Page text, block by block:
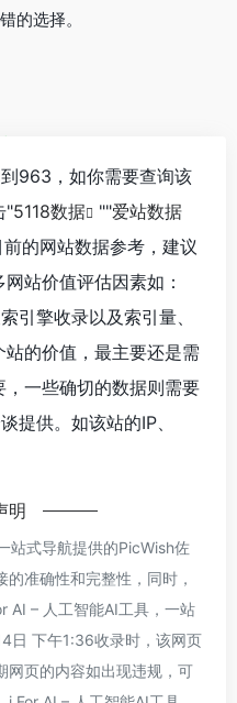
的选择。
963，如你需要查询该
"5118数据 ""爱站数据
的网站数据参考，建议
站价值评估因素如：
引擎收录以及索引量、
的价值，最主要还是需
一些确切的数据则需要
提供。如该站的IP、
明
站式导航提供的PicWish佐
准确性和完整性，同时，
AI – 人工智能AI工具，一站
日 下午1:36收录时，该网页
网页的内容如出现违规，可